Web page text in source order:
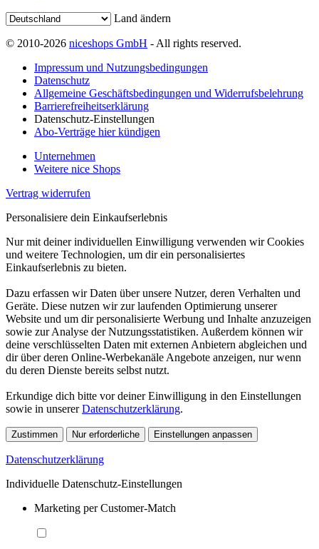
Land ändern
© 2010-2026 niceshops GmbH - All rights reserved.
Impressum und Nutzungsbedingungen
Datenschutz
Allgemeine Geschäftsbedingungen und Widerrufsbelehrung
Barrierefreiheitserklärung
Datenschutz-Einstellungen
Abo-Verträge hier kündigen
Unternehmen
Weitere nice Shops
Vertrag widerrufen
Personalisiere dein Einkaufserlebnis
Nur mit deiner individuellen Einwilligung verwenden wir Cookies
und weitere Technologien, um dir ein personalisiertes
Einkaufserlebnis zu bieten.
Dazu erfassen wir Daten über unsere Nutzer, deren Verhalten und
Geräte. Diese nutzen wir zur laufenden Optimierung unserer
Website und um dir personalisierte Werbung und Inhalte anzuzeigen
sowie zur Analyse der Nutzungsstatistiken. Außerdem können wir
deine verschlüsselten Daten mit externen Anbietern abgleichen und
dir über deren Online-Werbekanäle Angebote anzeigen, nur wenn
du deren Dienste bereits selbst nutzt.
Erkundige dich bitte vor deiner Einwilligung in den Einstellungen
sowie in unsererDatenschutzerklärung.
Zustimmen Nur erforderliche Einstellungen anpassen
Datenschutzerklärung
Individuelle Datenschutz-Einstellungen
Marketing per Customer-Match